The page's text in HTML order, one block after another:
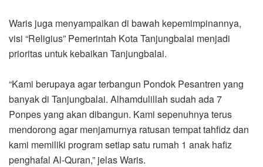
Waris juga menyampaikan di bawah kepemimpinannya,
visi “Religius” Pemerintah Kota Tanjungbalai menjadi
prioritas untuk kebaikan Tanjungbalai.
“Kami berupaya agar terbangun Pondok Pesantren yang
banyak di Tanjungbalai. Alhamdulillah sudah ada 7
Ponpes yang akan dibangun. Kami sepenuhnya terus
mendorong agar menjamurnya ratusan tempat tahfidz dan
kami memiliki program setiap satu rumah 1 anak hafiz
penghafal Al-Quran,” jelas Waris.